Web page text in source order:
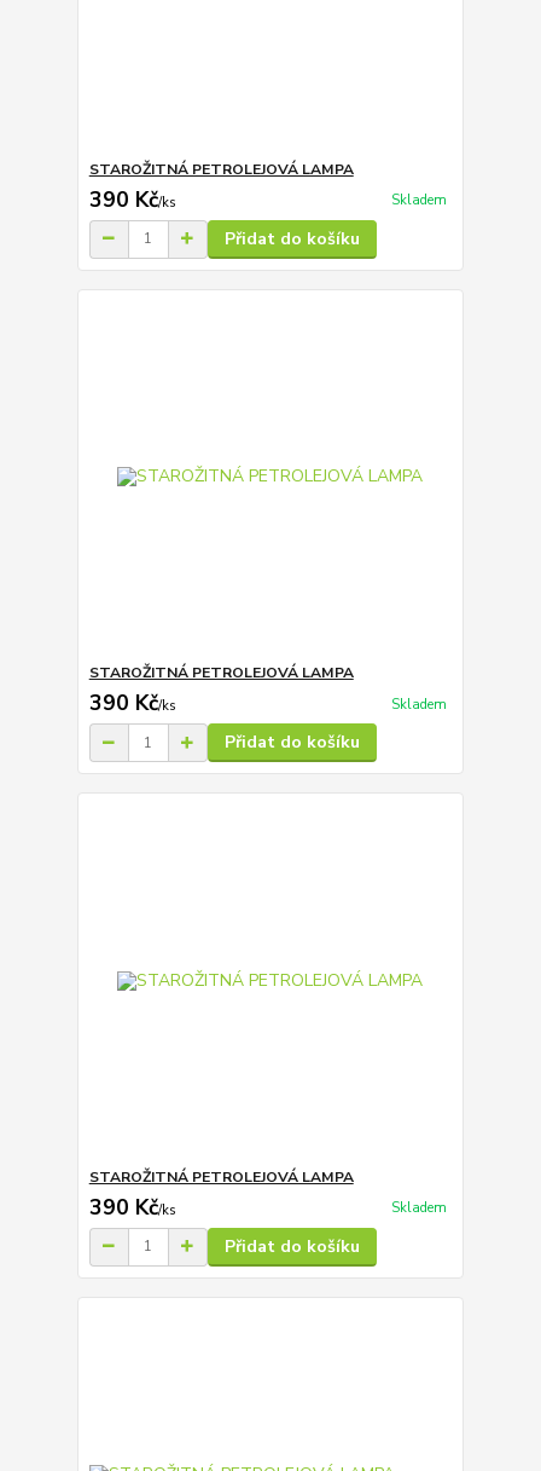
STAROŽITNÁ PETROLEJOVÁ LAMPA
390 Kč/ks Skladem
Přidat do košíku
STAROŽITNÁ PETROLEJOVÁ LAMPA
390 Kč/ks Skladem
Přidat do košíku
STAROŽITNÁ PETROLEJOVÁ LAMPA
390 Kč/ks Skladem
Přidat do košíku